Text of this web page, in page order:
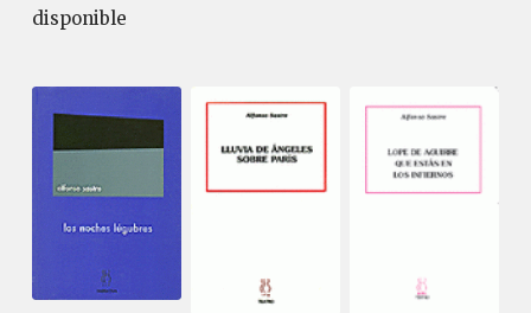
disponible